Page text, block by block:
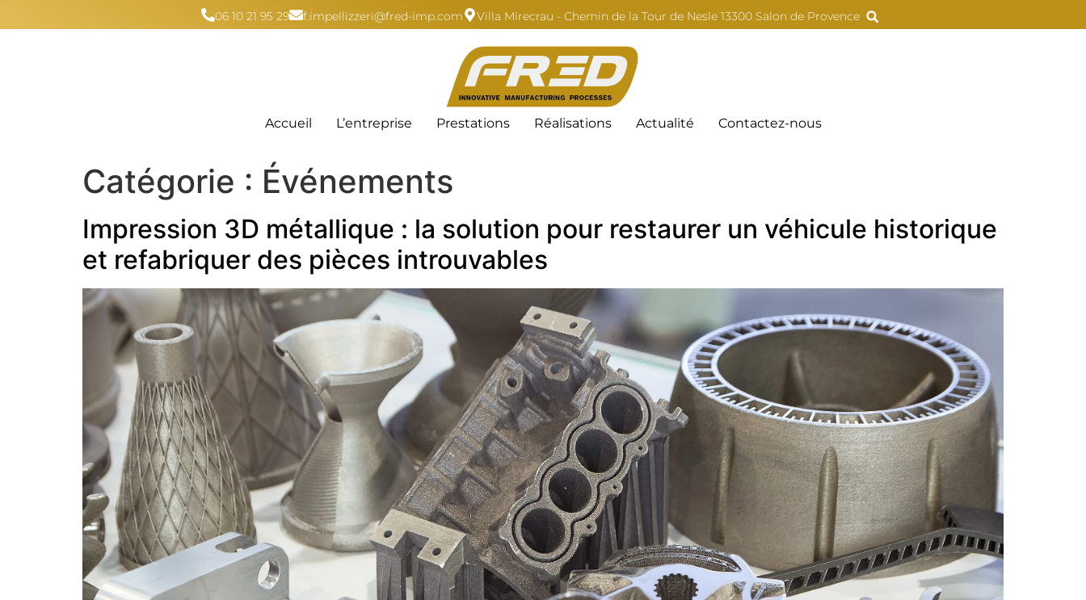
06 10 21 95 29 f.impellizzeri@fred-imp.com Villa Mirecrau - Chemin de la Tour de Nesle 13300 Salon de Provence
Accueil L’entreprise Prestations Réalisations Actualité Contactez-nous
Catégorie : Événements
Impression 3D métallique : la solution pour restaurer un véhicule historique
et refabriquer des pièces introuvables